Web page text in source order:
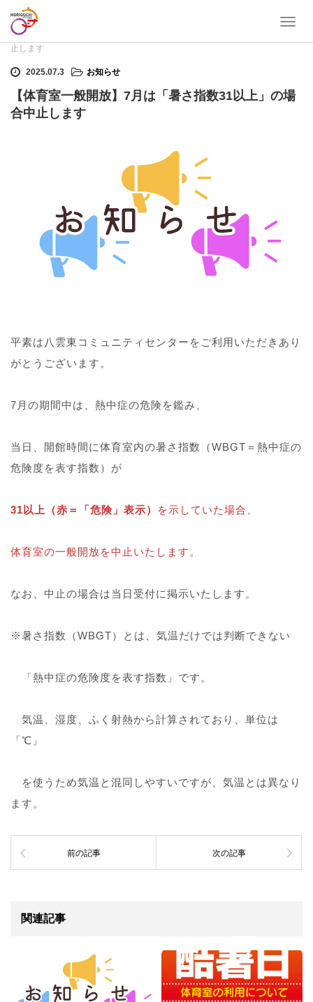
T
e
ホーム
止します
2025.07.3 お知らせ
【体育室一般開放】7月は「暑さ指数31以上」の場
合中止します
平素は八雲東コミュニティセンターをご利用いただきあり
がとうございます。
7月の期間中は、熱中症の危険を鑑み、
当日、開館時間に体育室内の暑さ指数（WBGT＝熱中症の
危険度を表す指数）が
31以上（赤＝「危険」表示） を示していた場合、
体育室の一般開放を中止いたします。
なお、中止の場合は当日受付に掲示いたします。
※暑さ指数（WBGT）とは、気温だけでは判断できない
「熱中症の危険度を表す指数」です。
気温、湿度、ふく射熱から計算されており、単位は
「℃」
を使うため気温と混同しやすいですが、気温とは異なり
ます。
前の記事 次の記事
関連記事